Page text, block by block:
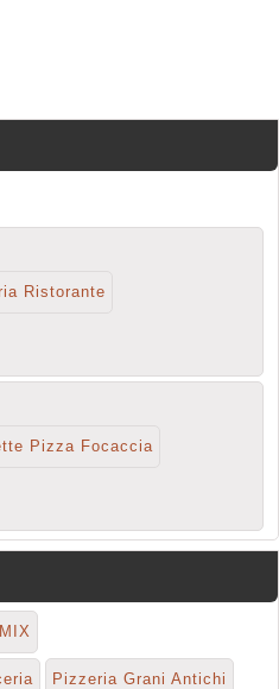
Ristorante
Pizza Focaccia
Pizzeria Grani Antichi